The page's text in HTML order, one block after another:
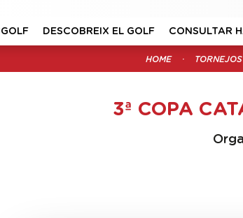
DESCOBREIX EL GOLF CONSULTAR
HOME TORNEJOS
3ª COPA